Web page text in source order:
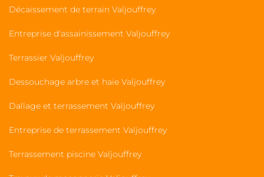
Décaissement de terrain Valjouffrey
Entreprise d'assainissement Valjouffrey
Terrassier Valjouffrey
Dessouchage arbre et haie Valjouffrey
Dallage et terrassement Valjouffrey
Entreprise de terrassement Valjouffrey
Terrassement piscine Valjouffrey